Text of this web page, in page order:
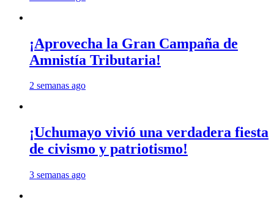
¡Aprovecha la Gran Campaña de
Amnistía Tributaria!
2 semanas ago
¡Uchumayo vivió una verdadera fiesta
de civismo y patriotismo!
3 semanas ago